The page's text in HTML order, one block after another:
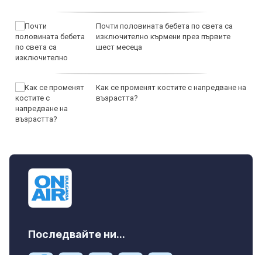
Почти половината бебета по света са
изключително кърмени през първите
шест месеца
Как се променят костите с напредване на
възрастта?
Последвайте ни...